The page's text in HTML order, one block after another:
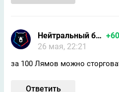
Нейтральный болельщик
26 мая, 22:21
за 100 Лямов можно
Ответить